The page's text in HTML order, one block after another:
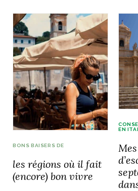
BONS BAISERS DE
les régions où il fait
(encore) bon vivre
EN